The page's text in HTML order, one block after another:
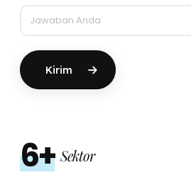
Kirim
6+ Sektor